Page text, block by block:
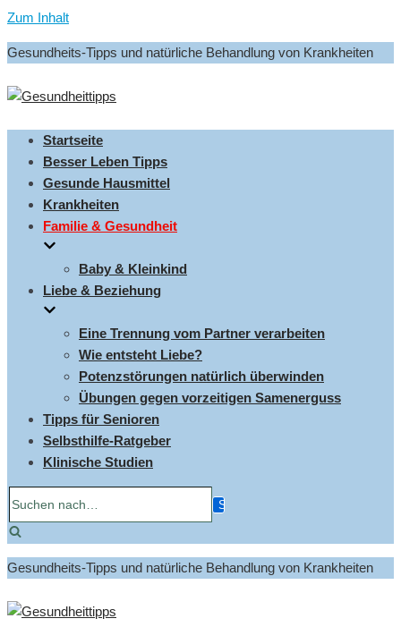
Zum Inhalt
Gesundheits-Tipps und natürliche Behandlung von Krankheiten
Startseite
Besser Leben Tipps
Gesunde Hausmittel
Krankheiten
Familie & Gesundheit
Baby & Kleinkind
Liebe & Beziehung
Eine Trennung vom Partner verarbeiten
Wie entsteht Liebe?
Potenzstörungen natürlich überwinden
Übungen gegen vorzeitigen Samenerguss
Tipps für Senioren
Selbsthilfe-Ratgeber
Klinische Studien
Gesundheits-Tipps und natürliche Behandlung von Krankheiten